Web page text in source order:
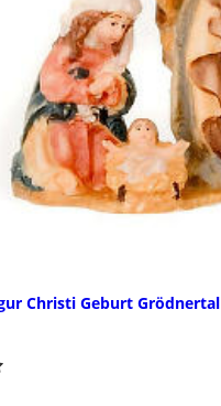
Christi Geburt Grödnertal